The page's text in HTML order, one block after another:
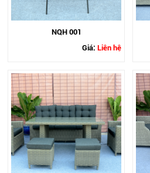
NQH 001
Giá:Liên hệ